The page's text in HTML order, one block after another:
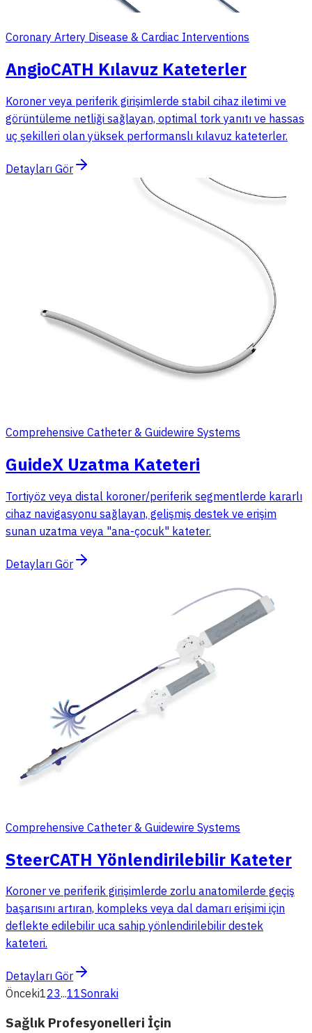
Coronary Artery Disease & Cardiac Interventions
AngioCATH Kılavuz Kateterler
Koroner veya periferik girişimlerde stabil cihaz iletimi ve
görüntüleme netliği sağlayan, optimal tork yanıtı ve hassas
uç şekilleri olan yüksek performanslı kılavuz kateterler.
Detayları Gör
Comprehensive Catheter & Guidewire Systems
GuideX Uzatma Kateteri
Tortiyöz veya distal koroner/periferik segmentlerde kararlı
cihaz navigasyonu sağlayan, gelişmiş destek ve erişim
sunan uzatma veya "ana-çocuk" kateter.
Detayları Gör
Comprehensive Catheter & Guidewire Systems
SteerCATH Yönlendirilebilir Kateter
Koroner ve periferik girişimlerde zorlu anatomilerde geçiş
başarısını artıran, kompleks veya dal damarı erişimi için
deflekte edilebilir uca sahip yönlendirilebilir destek
kateteri.
Detayları Gör
Önceki123...11Sonraki
Sağlık Profesyonelleri İçin